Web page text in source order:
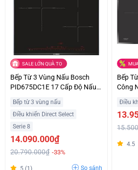
SALE LỚN QUÀ TO
Bếp Từ 3 Vùng Nấu Bosch
PID675DC1E 17 Cấp Độ Nấu
Bếp từ 3 vùng nấu
Điều khiển Direct Select
Serie 8
14.090.000₫
20.790.000₫ -33%
5 (1) So sánh
Bếp
Công
Điều
4.5